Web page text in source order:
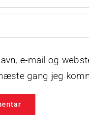
e-mail og
gang jeg